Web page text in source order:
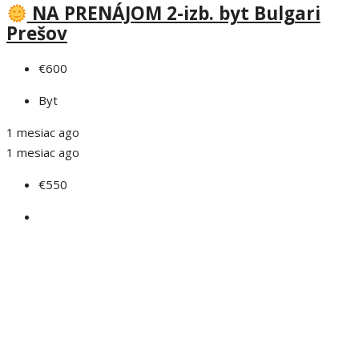
NA PRENÁJOM 2-izb. byt Bulgari
Prešov
€600
Byt
1 mesiac ago
1 mesiac ago
€550